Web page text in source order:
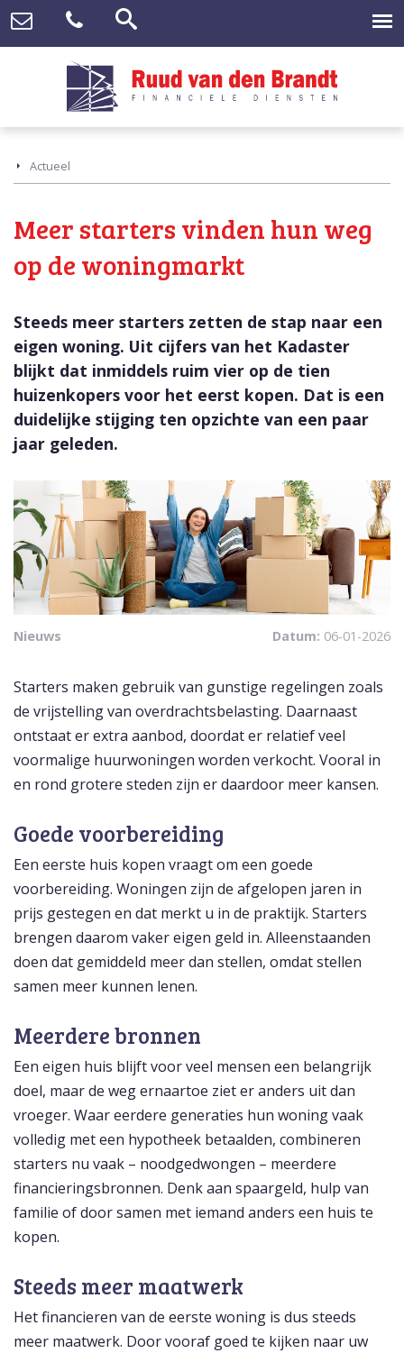
Actueel
Meer starters vinden hun weg
op de woningmarkt
Steeds meer starters zetten de stap naar een
eigen woning. Uit cijfers van het Kadaster
blijkt dat inmiddels ruim vier op de tien
huizenkopers voor het eerst kopen. Dat is een
duidelijke stijging ten opzichte van een paar
jaar geleden.
Nieuws Datum: 06-01-2026
Starters maken gebruik van gunstige regelingen zoals
de vrijstelling van overdrachtsbelasting. Daarnaast
ontstaat er extra aanbod, doordat er relatief veel
voormalige huurwoningen worden verkocht. Vooral in
en rond grotere steden zijn er daardoor meer kansen.
Goede voorbereiding
Een eerste huis kopen vraagt om een goede
voorbereiding. Woningen zijn de afgelopen jaren in
prijs gestegen en dat merkt u in de praktijk. Starters
brengen daarom vaker eigen geld in. Alleenstaanden
doen dat gemiddeld meer dan stellen, omdat stellen
samen meer kunnen lenen.
Meerdere bronnen
Een eigen huis blijft voor veel mensen een belangrijk
doel, maar de weg ernaartoe ziet er anders uit dan
vroeger. Waar eerdere generaties hun woning vaak
volledig met een hypotheek betaalden, combineren
starters nu vaak – noodgedwongen – meerdere
financieringsbronnen. Denk aan spaargeld, hulp van
familie of door samen met iemand anders een huis te
kopen.
Steeds meer maatwerk
Het financieren van de eerste woning is dus steeds
meer maatwerk. Door vooraf goed te kijken naar uw